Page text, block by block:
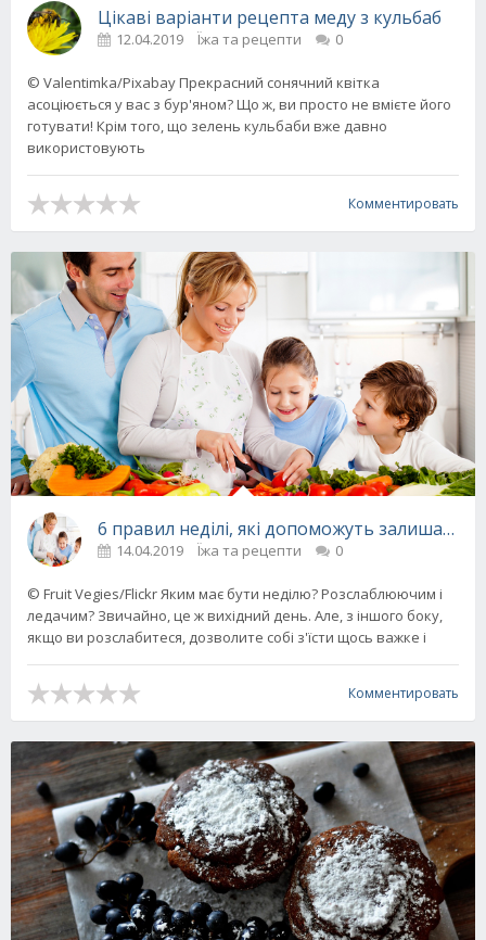
Цікаві варіанти рецепта меду з кульбаб
12.04.2019 Їжа та рецепти 0
© Valentimka/Pixabay Прекрасний сонячний квітка
асоціюється у вас з бур'яном? Що ж, ви просто не вмієте його
готувати! Крім того, що зелень кульбаби вже давно
використовують
Комментировать
6 правил неділі, які допоможуть
14.04.2019 Їжа та рецепти 0
© Fruit Vegies/Flickr Яким має бути неділю? Розслаблюючим і
ледачим? Звичайно, це ж вихідний день. Але, з іншого боку,
якщо ви розслабитеся, дозволите собі з'їсти щось важке і
Комментировать